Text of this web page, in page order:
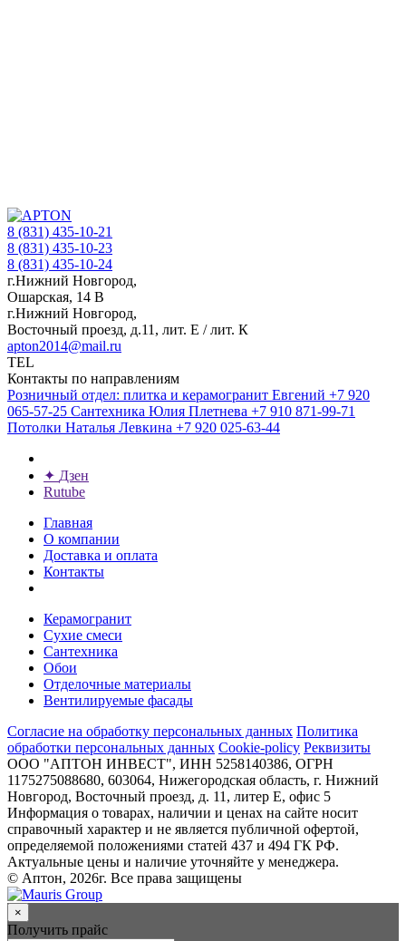
8 (831) 435-10-21
8 (831) 435-10-23
8 (831) 435-10-24
г.Нижний Новгород,
Ошарская, 14 В
г.Нижний Новгород,
Восточный проезд, д.11, лит. Е / лит. К
apton2014@mail.ru
TEL
Контакты по направлениям
Розничный отдел: плитка и керамогранит Евгений +7 920
065-57-25 Сантехника Юлия Плетнева +7 910 871-99-71
Потолки Наталья Левкина +7 920 025-63-44
✦ Дзен
Rutube
Главная
О компании
Доставка и оплата
Контакты
Керамогранит
Сухие смеси
Сантехника
Обои
Отделочные материалы
Вентилируемые фасады
Согласие на обработку персональных данных Политика
обработки персональных данных Cookie-policy Реквизиты
ООО "АПТОН ИНВЕСТ", ИНН 5258140386, ОГРН
1175275088680, 603064, Нижегородская область, г. Нижний
Новгород, Восточный проезд, д. 11, литер Е, офис 5
Информация о товарах, наличии и ценах на сайте носит
справочный характер и не является публичной офертой,
определяемой положениями статей 437 и 494 ГК РФ.
Актуальные цены и наличие уточняйте у менеджера.
© Аптон, 2026г. Все права защищены
×
Получить прайс